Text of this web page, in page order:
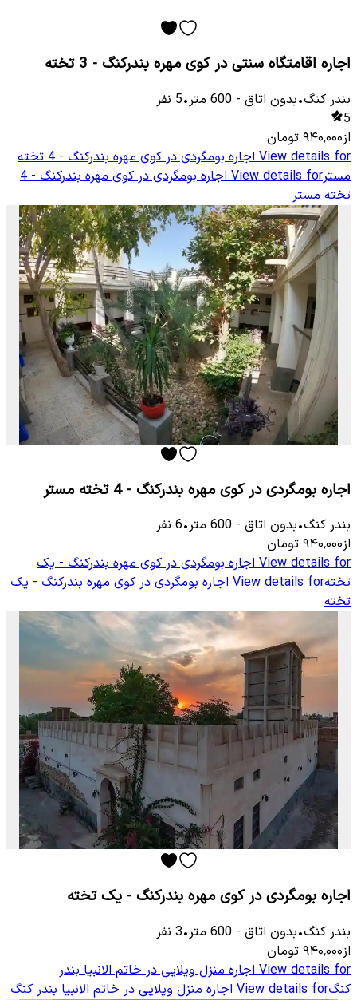
اجاره اقامتگاه سنتی در کوی مهره بندرکنگ - 3 تخته
بندر کنگ•بدون اتاق -
600 متر•
5 نفر
5
از۹۴۰٬۰۰۰ تومان
View details for
اجاره بومگردی در کوی مهره بندرکنگ - 4 تخته
مسترView details for
اجاره بومگردی در کوی مهره بندرکنگ - 4
تخته مستر
اجاره بومگردی در کوی مهره بندرکنگ - 4 تخته مستر
بندر کنگ•بدون اتاق -
600 متر•
6 نفر
از۹۴۰٬۰۰۰ تومان
View details for اجاره بومگردی در کوی مهره بندرکنگ - یک
تختهView details for اجاره بومگردی در کوی مهره بندرکنگ - یک
تخته
اجاره بومگردی در کوی مهره بندرکنگ - یک تخته
بندر کنگ•بدون اتاق -
600 متر•
3 نفر
از۹۴۰٬۰۰۰ تومان
View details for اجاره منزل ویلایی در خاتم الانبیا بندر
کنگView details for اجاره منزل ویلایی در خاتم الانبیا بندر کنگ